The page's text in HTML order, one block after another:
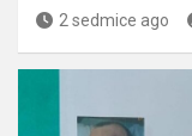
2 sedmice ago